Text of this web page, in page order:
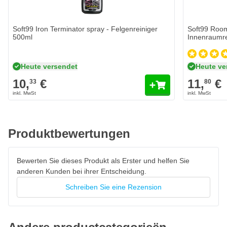
Unbedenklich auf Keramikbeschichtungen, Autowachs und
Versiegelungen
Soft99 Iron Terminator spray - Felgenreiniger
500ml
Heute versendet
10,33 €
Soft99
Heute
11,80 €
Produktbewertungen
Bewerten Sie dieses Produkt als Erster und helfen Sie
anderen Kunden bei ihrer Entscheidung.
Schreiben Sie eine Rezension